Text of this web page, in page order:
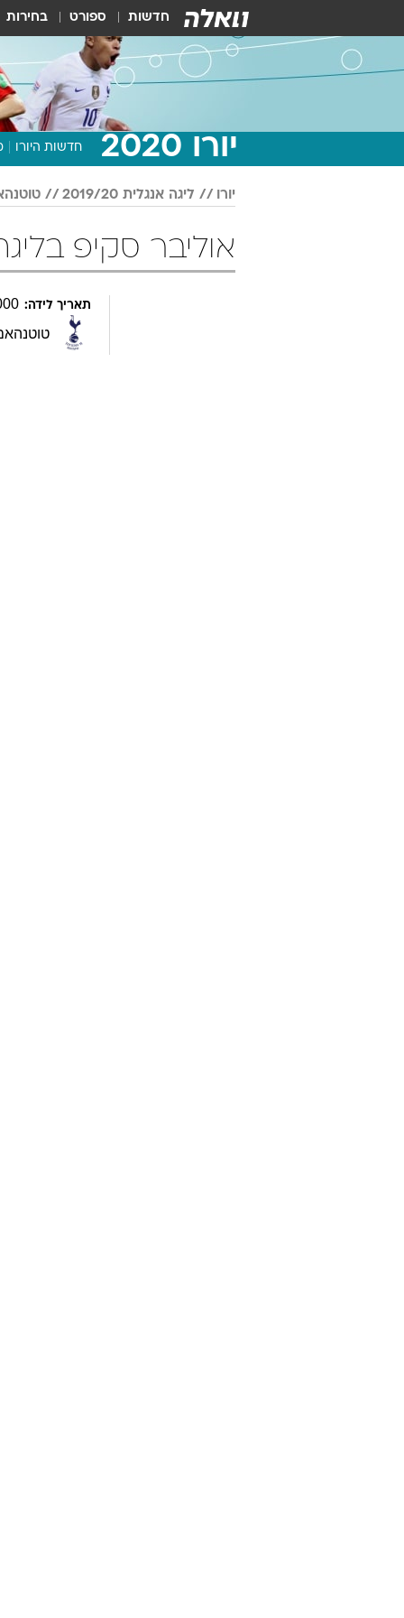
חדשות ספורט בחירות
יורו 2020 חדשות היורו
יורו ליגה אנגלית 2019/20
אוליבר סקיפ בליגה אנגלית
תאריך לידה: